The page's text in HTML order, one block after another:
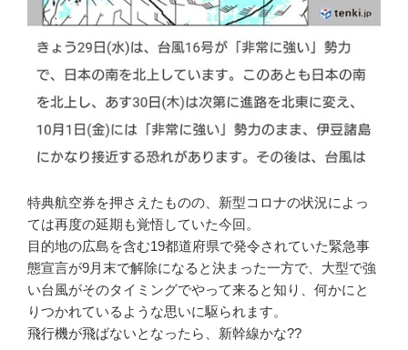
特典航空券を押さえたものの、新型コロナの状況によっ
ては再度の延期も覚悟していた今回。
目的地の広島を含む19都道府県で発令されていた緊急事
態宣言が9月末で解除になると決まった一方で、大型で強
い台風がそのタイミングでやって来ると知り、何かにと
りつかれているような思いに駆られます。
飛行機が飛ばないとなったら、新幹線かな??